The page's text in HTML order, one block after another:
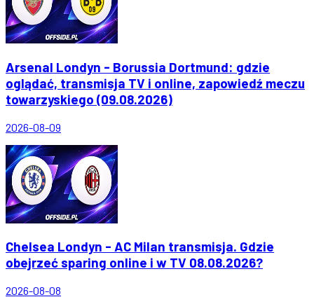
Arsenal Londyn - Borussia Dortmund: gdzie
oglądać, transmisja TV i online, zapowiedź meczu
towarzyskiego (09.08.2026)
2026-08-09
Chelsea Londyn - AC Milan transmisja. Gdzie
obejrzeć sparing online i w TV 08.08.2026?
2026-08-08